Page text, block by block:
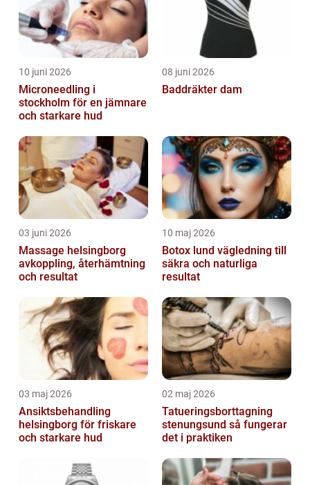
10 juni 2026
Microneedling i
stockholm för en jämnare
och starkare hud
08 juni 2026
Baddräkter dam
03 juni 2026
Massage helsingborg
avkoppling, återhämtning
och resultat
10 maj 2026
Botox lund vägledning till
säkra och naturliga
resultat
03 maj 2026
Ansiktsbehandling
helsingborg för friskare
och starkare hud
02 maj 2026
Tatueringsborttagning
stenungsund så fungerar
det i praktiken